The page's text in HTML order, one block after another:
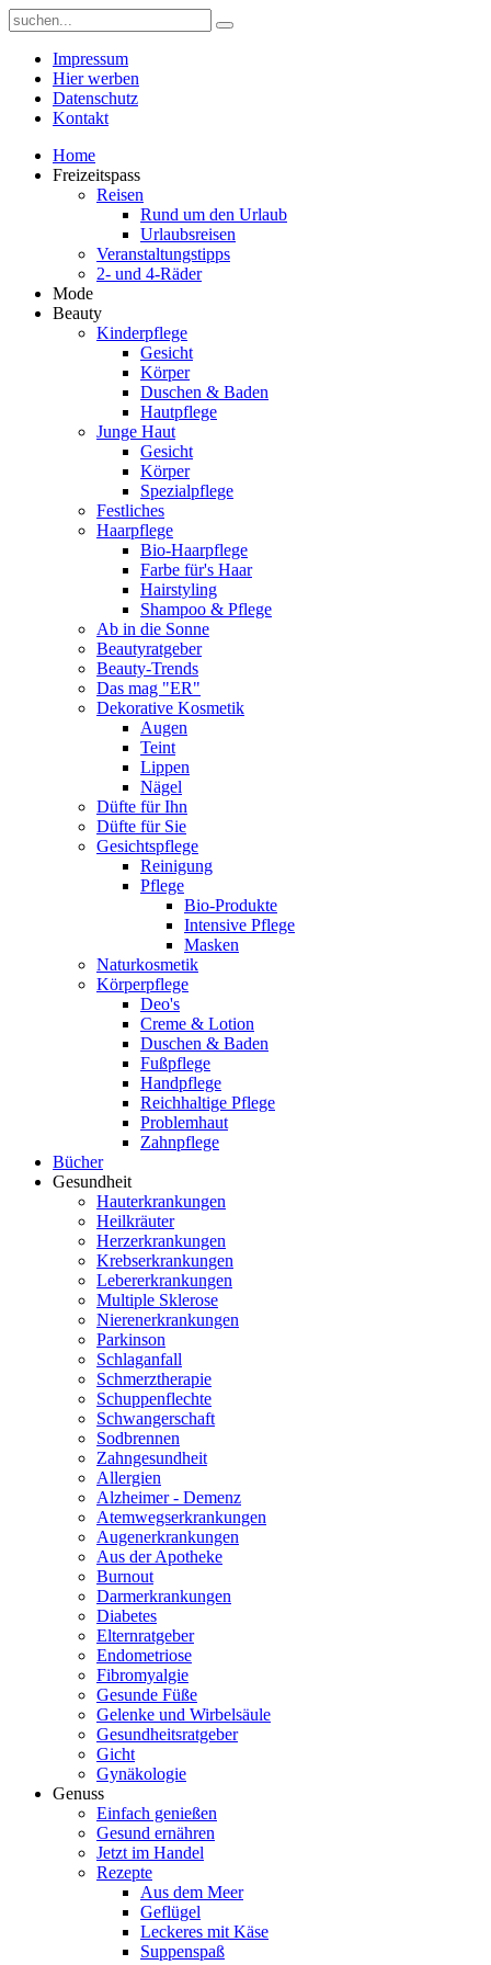
Impressum
Hier werben
Datenschutz
Kontakt
Home
Freizeitspass
Reisen
Rund um den Urlaub
Urlaubsreisen
Veranstaltungstipps
2- und 4-Räder
Mode
Beauty
Kinderpflege
Gesicht
Körper
Duschen & Baden
Hautpflege
Junge Haut
Gesicht
Körper
Spezialpflege
Festliches
Haarpflege
Bio-Haarpflege
Farbe für's Haar
Hairstyling
Shampoo & Pflege
Ab in die Sonne
Beautyratgeber
Beauty-Trends
Das mag "ER"
Dekorative Kosmetik
Augen
Teint
Lippen
Nägel
Düfte für Ihn
Düfte für Sie
Gesichtspflege
Reinigung
Pflege
Bio-Produkte
Intensive Pflege
Masken
Naturkosmetik
Körperpflege
Deo's
Creme & Lotion
Duschen & Baden
Fußpflege
Handpflege
Reichhaltige Pflege
Problemhaut
Zahnpflege
Bücher
Gesundheit
Hauterkrankungen
Heilkräuter
Herzerkrankungen
Krebserkrankungen
Lebererkrankungen
Multiple Sklerose
Nierenerkrankungen
Parkinson
Schlaganfall
Schmerztherapie
Schuppenflechte
Schwangerschaft
Sodbrennen
Zahngesundheit
Allergien
Alzheimer - Demenz
Atemwegserkrankungen
Augenerkrankungen
Aus der Apotheke
Burnout
Darmerkrankungen
Diabetes
Elternratgeber
Endometriose
Fibromyalgie
Gesunde Füße
Gelenke und Wirbelsäule
Gesundheitsratgeber
Gicht
Gynäkologie
Genuss
Einfach genießen
Gesund ernähren
Jetzt im Handel
Rezepte
Aus dem Meer
Geflügel
Leckeres mit Käse
Suppenspaß